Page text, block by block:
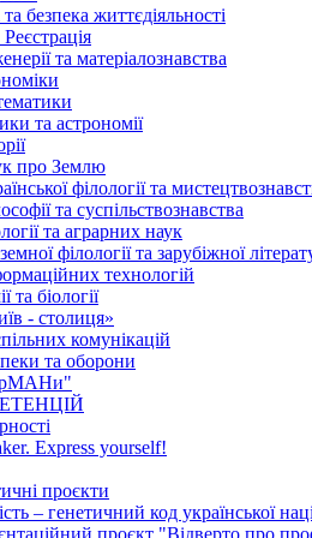
безпека життєдіяльності
та матеріалознавства
та астрономії
про Землю
філології та
та суспільствознавства
та аграрних наук
філології та зарубіжної
технологій
та біології
- столиця»
комунікацій
та оборони
Express yourself!
проєкти
– генетичний код української